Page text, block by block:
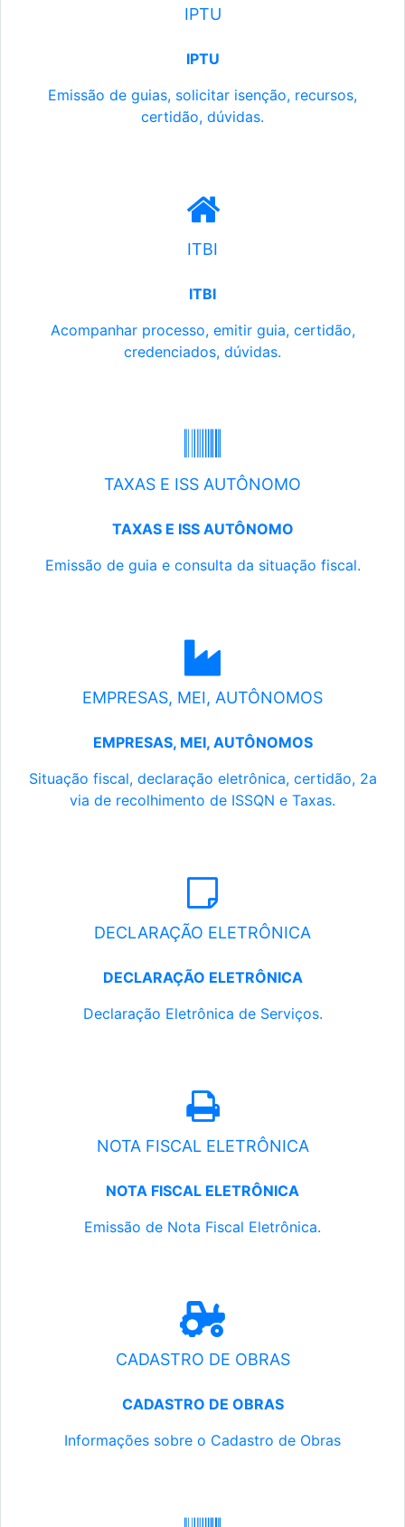
IPTU
IPTU
Emissão de guias, solicitar isenção, recursos,
certidão, dúvidas.
ITBI
ITBI
Acompanhar processo, emitir guia, certidão,
credenciados, dúvidas.
TAXAS E ISS AUTÔNOMO
TAXAS E ISS AUTÔNOMO
Emissão de guia e consulta da situação fiscal.
EMPRESAS, MEI, AUTÔNOMOS
EMPRESAS, MEI, AUTÔNOMOS
Situação fiscal, declaração eletrônica, certidão, 2a
via de recolhimento de ISSQN e Taxas.
DECLARAÇÃO ELETRÔNICA
DECLARAÇÃO ELETRÔNICA
Declaração Eletrônica de Serviços.
NOTA FISCAL ELETRÔNICA
NOTA FISCAL ELETRÔNICA
Emissão de Nota Fiscal Eletrônica.
CADASTRO DE OBRAS
CADASTRO DE OBRAS
Informações sobre o Cadastro de Obras